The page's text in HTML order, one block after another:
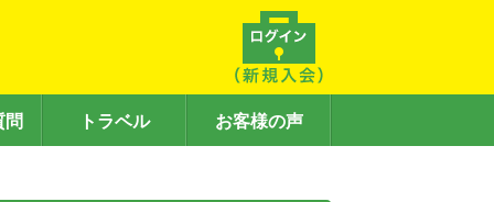
問 トラベル お客様の声